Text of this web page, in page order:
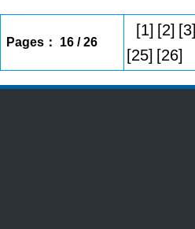
Pages： 16 / 26
[1] [2] [3]
[25] [26]